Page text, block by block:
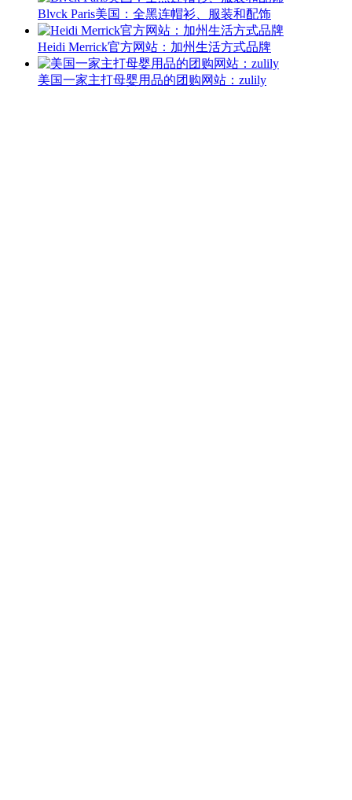
Blvck Paris美国：全黑连帽衫、服装和配饰
Heidi Merrick官方网站：加州生活方式品牌
美国一家主打母婴用品的团购网站：zulily